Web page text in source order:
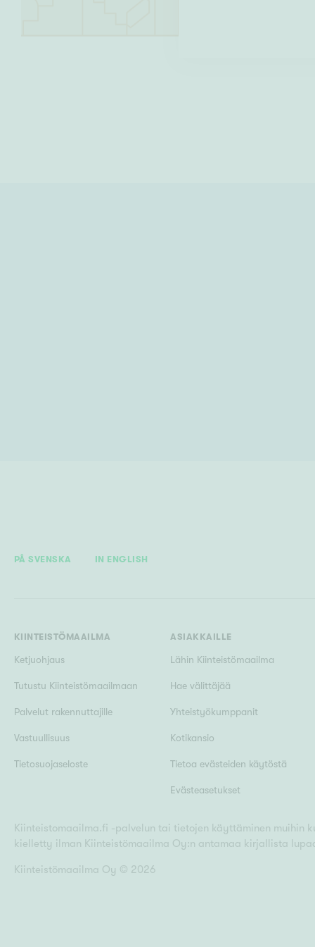
PÅ SVENSKA IN ENGLISH
KIINTEISTÖMAAILMA
Ketjuohjaus
Tutustu Kiinteistömaailmaan
Palvelut rakennuttajille
Vastuullisuus
Tietosuojaseloste
ASIAKKAILLE
Lähin Kiinteistömaailma
Hae välittäjää
Yhteistyökumppanit
Kotikansio
Tietoa evästeiden käytöstä
Evästeasetukset
Kiinteistomaailma.fi -palvelun tai tietojen käyttäminen muihin
kielletty ilman Kiinteistömaailma Oy:n antamaa kirjallista
Kiinteistömaailma Oy © 2026